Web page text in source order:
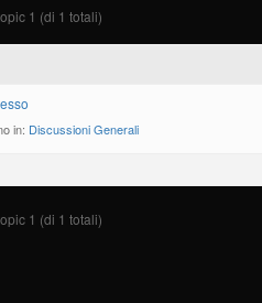
1 (di 1 totali)
in: Discussioni Generali
1 (di 1 totali)